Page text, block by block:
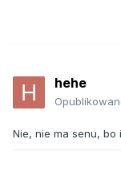
hehe
Nie, nie ma senu, bo